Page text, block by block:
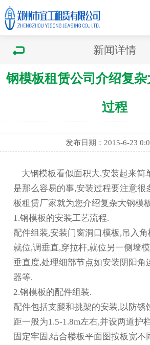
新闻详情
钢模板租赁公司介绍复
过程
发布日期：2015-6-23
大钢模板看似面积大,安装起来简
是那么容易的事,安装过程要注意很
板租赁厂家就为您介绍复杂大钢模
1.钢模板的安装工艺流程.
配件组装,安装门窗洞口模板,吊入
就位,调垂直,穿拉杆,就位另一侧墙
垂直度,处理细部节点如安装阴阳角
器等.
2.钢模板的配件组装.
配件包括支腿和挑架的安装,以防锈
距一般为1.5-1.8m左右,并设两道护
固定牢固,结合楼板平面图按板宽不